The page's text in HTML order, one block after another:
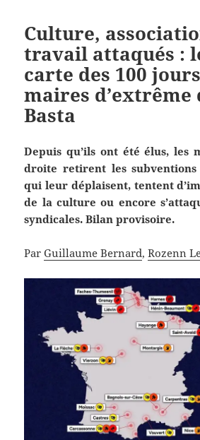
Culture,
travail attaqués :
carte des 100
maires
Basta
Depuis qu’ils ont été élus, les
droite retirent les subventions
qui leur déplaisent, tentent
de la culture ou encore
syndicales. Bilan provisoire.
ParGuillaume Bernard,Rozenn